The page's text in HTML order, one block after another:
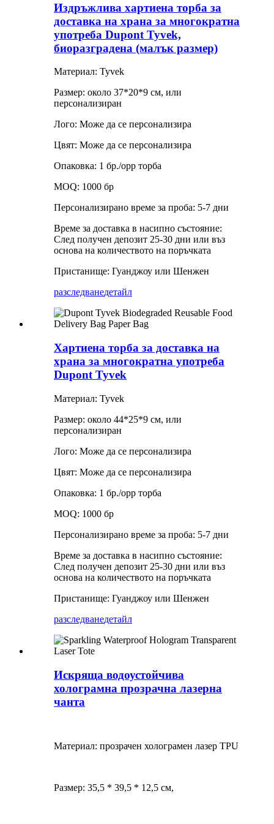
Издръжлива хартиена торба за
доставка на храна за многократна
употреба Dupont Tyvek,
биоразградена (малък размер)
Материал: Tyvek
Размер: около 37*20*9 см, или
персонализиран
Лого: Може да се персонализира
Цвят: Може да се персонализира
Опаковка: 1 бр./opp торба
MOQ: 1000 бр
Персонализирано време за проба: 5-7 дни
Време за доставка в насипно състояние:
След получен депозит 25-30 дни или въз
основа на количеството на поръчката
Пристанище: Гуанджоу или Шенжен
разследванедетайл
Хартиена торба за доставка на
храна за многократна употреба
Dupont Tyvek
Материал: Tyvek
Размер: около 44*25*9 см, или
персонализиран
Лого: Може да се персонализира
Цвят: Може да се персонализира
Опаковка: 1 бр./opp торба
MOQ: 1000 бр
Персонализирано време за проба: 5-7 дни
Време за доставка в насипно състояние:
След получен депозит 25-30 дни или въз
основа на количеството на поръчката
Пристанище: Гуанджоу или Шенжен
разследванедетайл
Искряща водоустойчива
холограмна прозрачна лазерна
чанта
Материал: прозрачен холограмен лазер TPU
Размер: 35,5 * 39,5 * 12,5 см,